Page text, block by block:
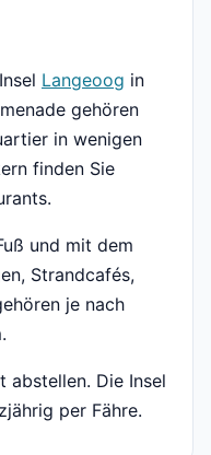
Langeoog in
gehören
in wenigen
finden Sie
und mit dem
Strandcafés,
je nach
abstellen. Die Insel
per Fähre.